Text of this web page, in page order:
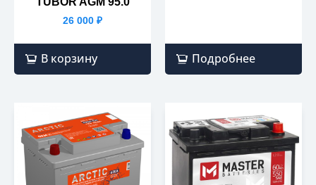
26 000 ₽
В корзину Подробнее